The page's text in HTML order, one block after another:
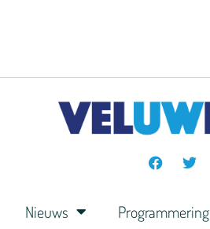
Nieuws Programmering